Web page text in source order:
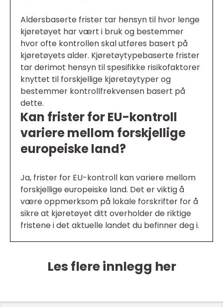
Aldersbaserte frister tar hensyn til hvor lenge
kjøretøyet har vært i bruk og bestemmer
hvor ofte kontrollen skal utføres basert på
kjøretøyets alder. Kjøretøytypebaserte frister
tar derimot hensyn til spesifikke risikofaktorer
knyttet til forskjellige kjøretøytyper og
bestemmer kontrollfrekvensen basert på
dette.
Kan frister for EU-kontroll
variere mellom forskjellige
europeiske land?
Ja, frister for EU-kontroll kan variere mellom
forskjellige europeiske land. Det er viktig å
være oppmerksom på lokale forskrifter for å
sikre at kjøretøyet ditt overholder de riktige
fristene i det aktuelle landet du befinner deg i.
Les flere innlegg her